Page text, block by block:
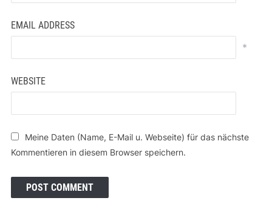
EMAIL ADDRESS
*
WEBSITE
Meine Daten (Name, E-Mail u. Webseite) für das nächste
Kommentieren in diesem Browser speichern.